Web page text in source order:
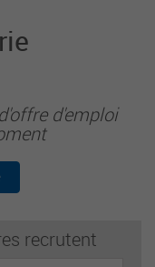
d'emploi
recrutent